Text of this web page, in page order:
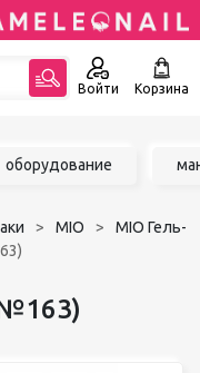
Войти Корзина
оборудование
MIO
MIO Гель-